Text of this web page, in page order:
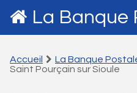
La Banque
Accueil La Banque
Saint Pourçain sur Sioule